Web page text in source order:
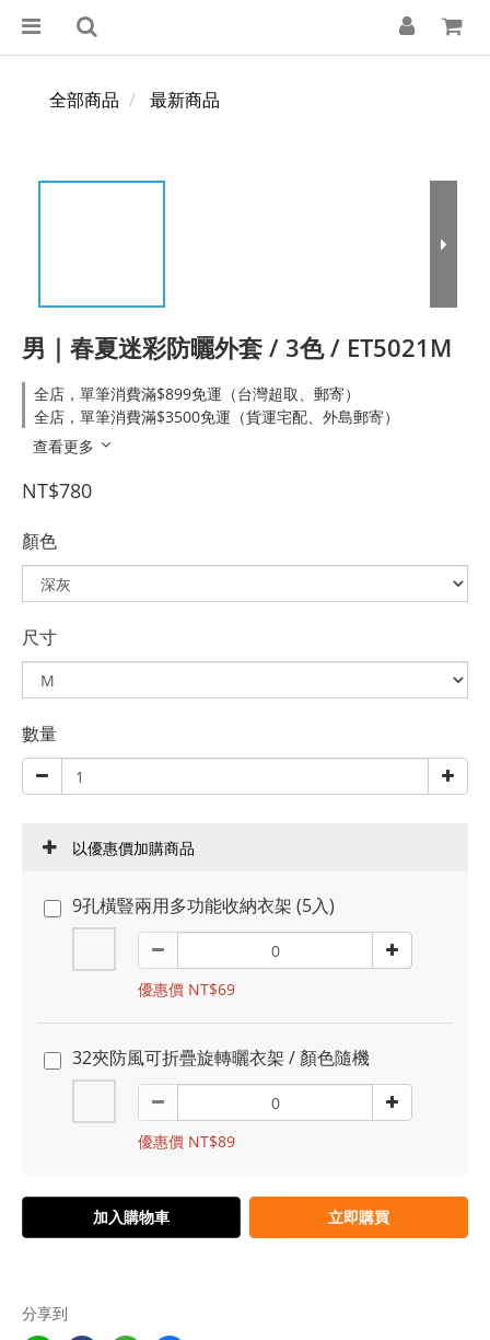
全部商品 最新商品
男｜春夏迷彩防曬外套 / 3色 / ET5021M
全店，單筆消費滿$899免運（台灣超取、郵寄）
全店，單筆消費滿$3500免運（貨運宅配、外島郵寄）
查看更多
NT$780
顏色
尺寸
數量
以優惠價加購商品
9孔橫豎兩用多功能收納衣架 (5入)
優惠價 NT$69
32夾防風可折疊旋轉曬衣架 / 顏色隨機
優惠價 NT$89
加入購物車 立即購買
分享到